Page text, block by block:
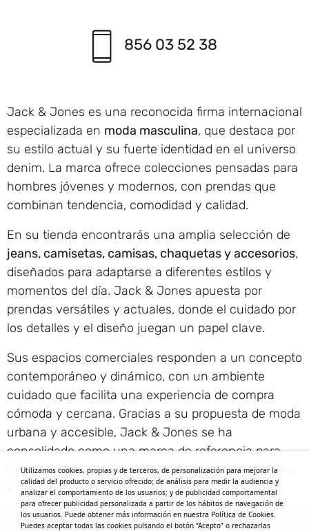
856 03 52 38
Jack & Jones es una reconocida firma internacional
especializada en moda masculina, que destaca por
su estilo actual y su fuerte identidad en el universo
denim. La marca ofrece colecciones pensadas para
hombres jóvenes y modernos, con prendas que
combinan tendencia, comodidad y calidad.
En su tienda encontrarás una amplia selección de
jeans, camisetas, camisas, chaquetas y accesorios,
diseñados para adaptarse a diferentes estilos y
momentos del día. Jack & Jones apuesta por
prendas versátiles y actuales, donde el cuidado por
los detalles y el diseño juegan un papel clave.
Sus espacios comerciales responden a un concepto
contemporáneo y dinámico, con un ambiente
cuidado que facilita una experiencia de compra
cómoda y cercana. Gracias a su propuesta de moda
urbana y accesible, Jack & Jones se ha
consolidado como una marca de referencia para
hombres que buscan vestir con estilo sin renunciar
a la practicidad.
Utilizamos cookies, propias y de terceros, de personalización para mejorar la
calidad del producto o servicio ofrecido; de análisis para medir la audiencia y
analizar el comportamiento de los usuarios; y de publicidad comportamental
para ofrecer publicidad personalizada a partir de los hábitos de navegación de
los usuarios. Puede obtener más información en nuestra Política de Cookies.
Puedes aceptar todas las cookies pulsando el botón “Acepto” o rechazarlas